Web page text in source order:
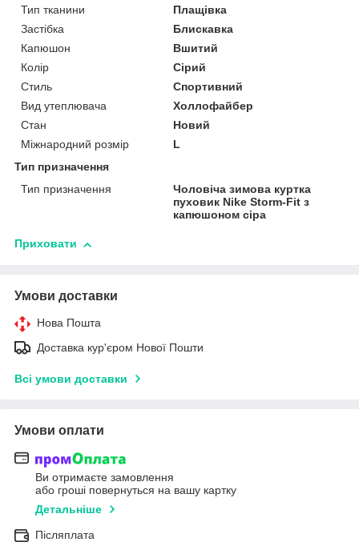
Тип тканини
Плащівка
Застібка
Блискавка
Капюшон
Вшитий
Колір
Сірий
Стиль
Спортивний
Вид утеплювача
Холлофайбер
Стан
Новий
Міжнародний розмір
L
Тип призначення
Тип призначення
Чоловіча зимова куртка
пуховик Nike Storm-Fit з
капюшоном сіра
Приховати
Умови доставки
Нова Пошта
Доставка кур'єром Нової Пошти
Всі умови доставки
Умови оплати
Ви отримаєте замовлення
або гроші повернуться на вашу картку
Детальніше
Післяплата